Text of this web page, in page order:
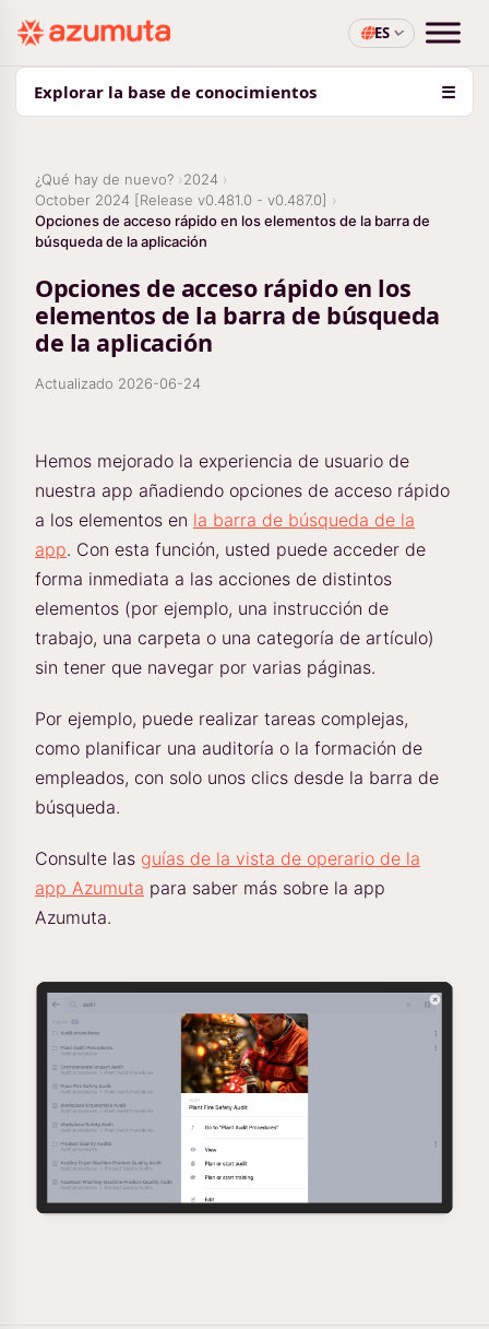
ES
Explorar la base de conocimientos ☰
¿Qué hay de nuevo?
2024
October 2024 [Release v0.481.0 - v0.487.0]
Opciones de acceso rápido en los elementos de la barra de
búsqueda de la aplicación
Opciones de acceso rápido en los
elementos de la barra de búsqueda
de la aplicación
Actualizado 2026-06-24
Hemos mejorado la experiencia de usuario de
nuestra app añadiendo opciones de acceso rápido
a los elementos en la barra de búsqueda de la
app. Con esta función, usted puede acceder de
forma inmediata a las acciones de distintos
elementos (por ejemplo, una instrucción de
trabajo, una carpeta o una categoría de artículo)
sin tener que navegar por varias páginas.
Por ejemplo, puede realizar tareas complejas,
como planificar una auditoría o la formación de
empleados, con solo unos clics desde la barra de
búsqueda.
Consulte las guías de la vista de operario de la
app Azumuta para saber más sobre la app
Azumuta.